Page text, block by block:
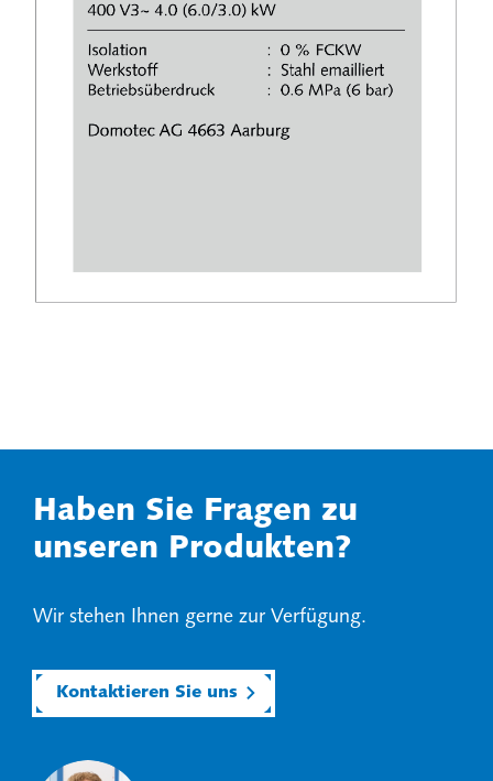
Haben Sie Fragen zu
unseren Produkten?
Wir stehen Ihnen gerne zur Verfügung.
Kontaktieren Sie uns